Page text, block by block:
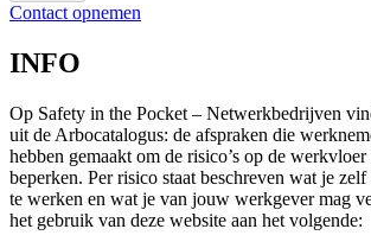
Contact opnemen
INFO
Op Safety in the Pocket – Netwerkbedrijven
uit de Arbocatalogus: de afspraken die
hebben gemaakt om de risico’s op de
beperken. Per risico staat beschreven wat je
te werken en wat je van jouw werkgever mag
het gebruik van deze website aan het volgende: